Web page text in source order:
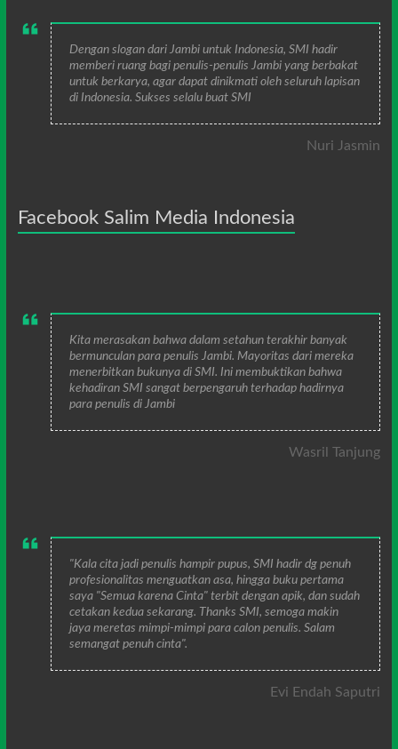
Dengan slogan dari Jambi untuk Indonesia, SMI hadir
memberi ruang bagi penulis-penulis Jambi yang berbakat
untuk berkarya, agar dapat dinikmati oleh seluruh lapisan
di Indonesia. Sukses selalu buat SMI
Nuri Jasmin
Facebook Salim Media Indonesia
Kita merasakan bahwa dalam setahun terakhir banyak
bermunculan para penulis Jambi. Mayoritas dari mereka
menerbitkan bukunya di SMI. Ini membuktikan bahwa
kehadiran SMI sangat berpengaruh terhadap hadirnya
para penulis di Jambi
Wasril Tanjung
"Kala cita jadi penulis hampir pupus, SMI hadir dg penuh
profesionalitas menguatkan asa, hingga buku pertama
saya "Semua karena Cinta" terbit dengan apik, dan sudah
cetakan kedua sekarang. Thanks SMI, semoga makin
jaya meretas mimpi-mimpi para calon penulis. Salam
semangat penuh cinta".
Evi Endah Saputri